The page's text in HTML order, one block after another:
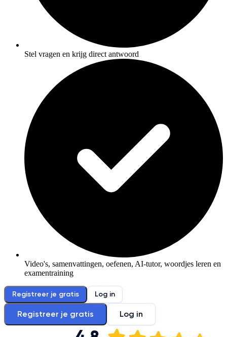
Stel vragen en krijg direct antwoord
Video's, samenvattingen, oefenen, AI-tutor, woordjes leren en
examentraining
Registreer je gratis Log in
Registreer je gratis Log in